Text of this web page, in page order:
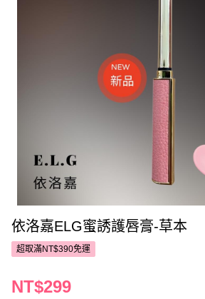
依洛嘉ELG蜜誘護唇膏-草本
超取滿NT$390免運
NT$299